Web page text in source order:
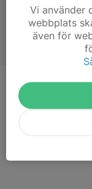
Position
Ålder
Vi använder
webbplats
även för